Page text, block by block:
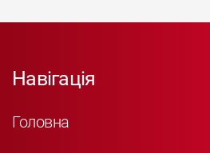
Навігація
Головна